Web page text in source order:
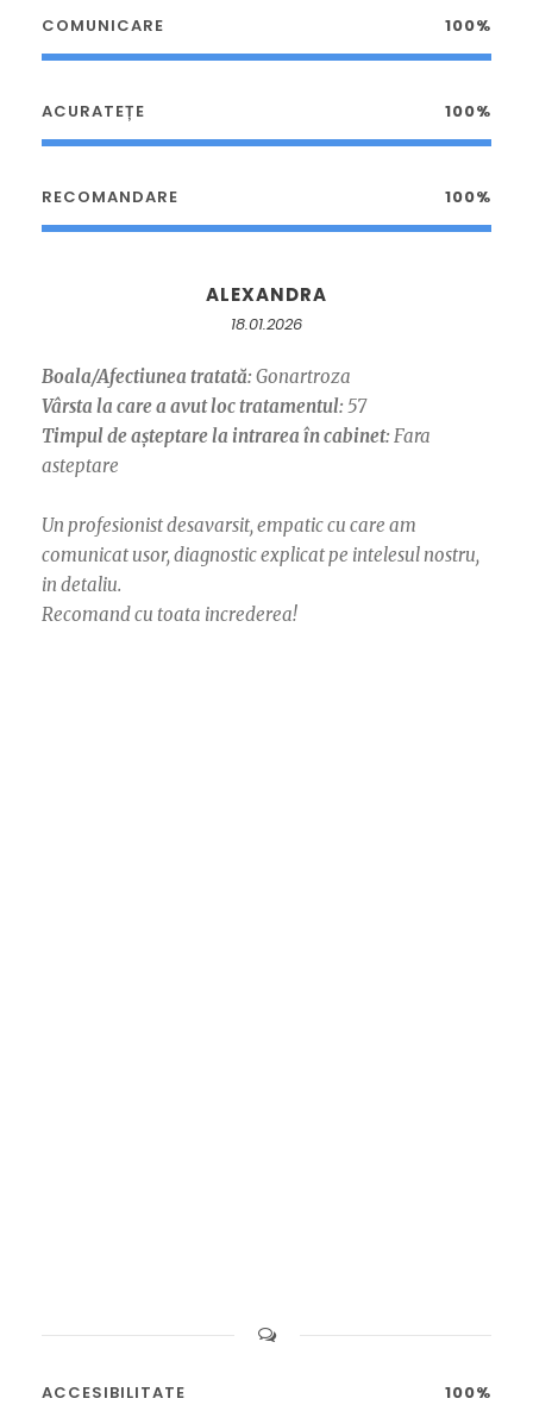
COMUNICARE 100%
ACURATEȚE 100%
RECOMANDARE 100%
ALEXANDRA
18.01.2026
Boala/Afectiunea tratată: Gonartroza
Vârsta la care a avut loc tratamentul: 57
Timpul de așteptare la intrarea în cabinet: Fara
asteptare
Un profesionist desavarsit, empatic cu care am
comunicat usor, diagnostic explicat pe intelesul nostru,
in detaliu.
Recomand cu toata increderea!
ACCESIBILITATE 100%